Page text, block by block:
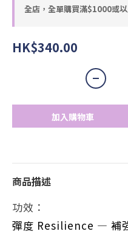
全店，全單購買滿$1000或
HK$340.00
加入購物車
商品描述
功效：
彈度 Resilience — 補